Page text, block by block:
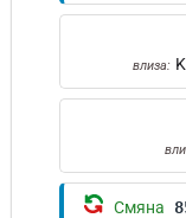
влиза:
Смяна